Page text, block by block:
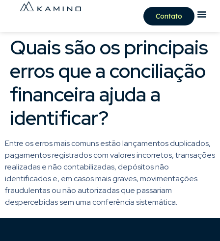
Contato
Quais são os principais
erros que a conciliação
financeira ajuda a
identificar?
Entre os erros mais comuns estão lançamentos duplicados,
pagamentos registrados com valores incorretos, transações
realizadas e não contabilizadas, depósitos não
identificados e, em casos mais graves, movimentações
fraudulentas ou não autorizadas que passariam
despercebidas sem uma conferência sistemática.